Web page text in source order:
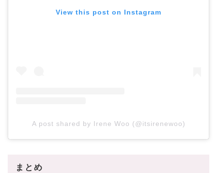
View this post on Instagram
A post shared by Irene Woo (@itsirenewoo)
まとめ